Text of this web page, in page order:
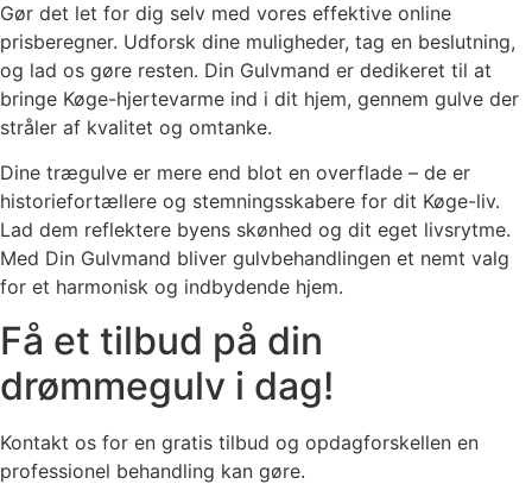
Gør det let for dig selv med vores effektive online
prisberegner. Udforsk dine muligheder, tag en beslutning,
og lad os gøre resten. Din Gulvmand er dedikeret til at
bringe Køge-hjertevarme ind i dit hjem, gennem gulve der
stråler af kvalitet og omtanke.
Dine trægulve er mere end blot en overflade – de er
historiefortællere og stemningsskabere for dit Køge-liv.
Lad dem reflektere byens skønhed og dit eget livsrytme.
Med Din Gulvmand bliver gulvbehandlingen et nemt valg
for et harmonisk og indbydende hjem.
Få et tilbud på din
drømmegulv i dag!
Kontakt os for en gratis tilbud og opdagforskellen en
professionel behandling kan gøre.